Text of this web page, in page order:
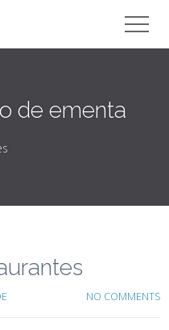
de ementa
NO COMMENTS